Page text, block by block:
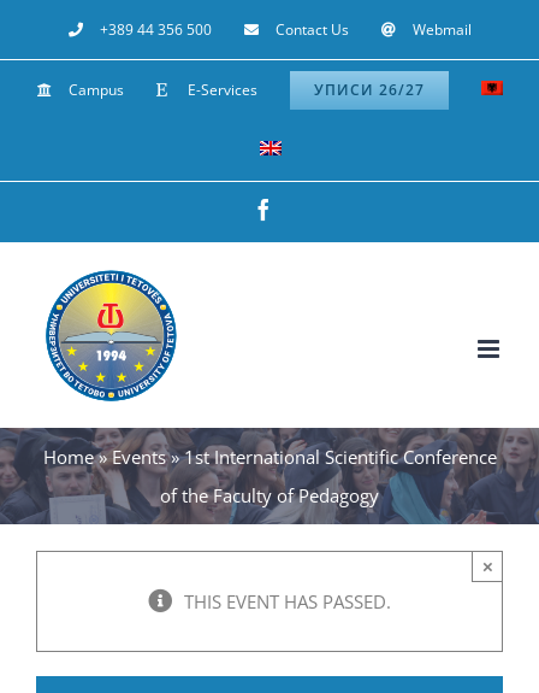
to
content
+389 44 356 500 Contact Us Webmail
Campus E-Services УПИСИ 26/27
Home»Events»1st International Scientific Conference
of the Faculty of Pedagogy
THIS EVENT HAS PASSED.
×